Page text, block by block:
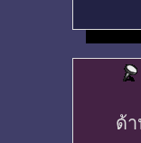
ด้